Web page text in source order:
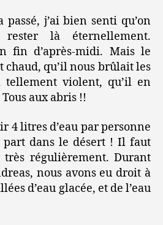
passé, j’ai bien senti qu’on
là éternellement.
fin d’après-midi. Mais le
qu’il nous brûlait les
tellement violent, qu’il en
aux abris !!
4 litres d’eau par personne
dans le désert ! Il faut
très régulièrement. Durant
nous avons eu droit à
d’eau glacée, et de l’eau